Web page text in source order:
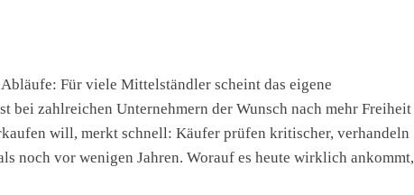
Für viele Mittelständler scheint das eigene
bei zahlreichen Unternehmern der Wunsch nach mehr Freiheit
will, merkt schnell: Käufer prüfen kritischer, verhandeln
noch vor wenigen Jahren. Worauf es heute wirklich ankommt,